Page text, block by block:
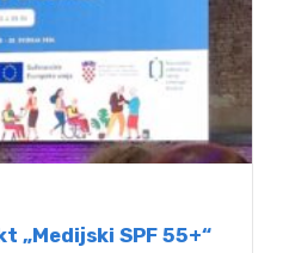
„Medijski SPF 55+“